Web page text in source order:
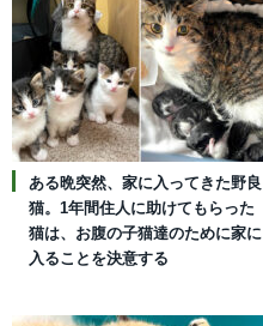
ある晩突然、家に入ってきた野良
猫。1年間住人に助けてもらった
猫は、お腹の子猫達のために家に
入ることを決意する